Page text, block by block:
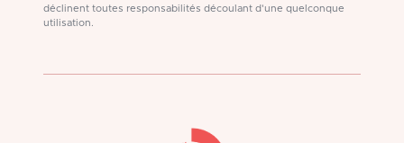
déclinent toutes responsabilités découlant d'une quelconque
utilisation.